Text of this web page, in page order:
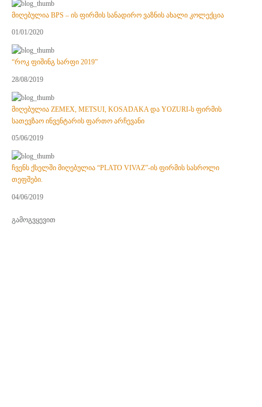
მიღებულია BPS – ის ფირმის სანადირო ვაზნის ახალი კოლექცია
01/01/2020
“როკ ფიშინგ სარფი 2019”
28/08/2019
მიღებულია ZEMEX, METSUI, KOSADAKA და YOZURI-ს ფირმის
სათევზაო ინვენტარის ფართო არჩევანი
05/06/2019
ჩვენს ქსელში მიღებულია “PLATO VIVAZ”-ის ფირმის სასროლი
თეფშები.
04/06/2019
გამოგვყევით